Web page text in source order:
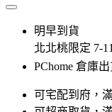
明早到貨
北北桃限定 7-
PChome 倉庫
可宅配到府，